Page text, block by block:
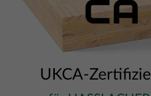
UKCA-